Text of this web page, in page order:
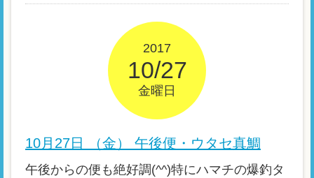
2017
10/27
金曜日
10月27日 （金） 午後便・ウタセ真鯛
午後からの便も絶好調(^^)特にハマチの爆釣タ